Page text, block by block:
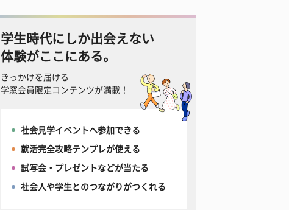
学生時代にしか出会えない
体験がここにある。
きっかけを届ける
学窓会員限定コンテンツが満載！
社会見学イベントへ参加できる
就活完全攻略テンプレが使える
試写会・プレゼントなどが当たる
社会人や学生とのつながりがつくれる